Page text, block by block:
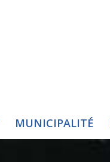
MUNICIPALITÉ